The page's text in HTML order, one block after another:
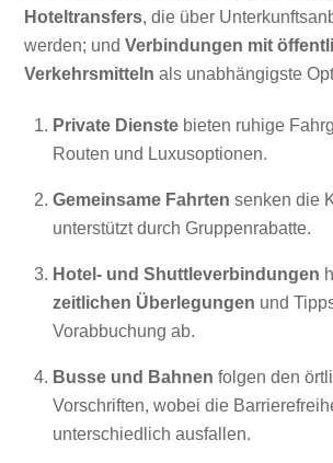
Hoteltransfers, die über
werden; undVerbindungen mit
Verkehrsmitteln als unabhängigste
Private Dienste bieten ruhige
Routen und Luxusoptionen.
Gemeinsame Fahrten senken die
unterstützt durch Gruppenrabatte.
Hotel- und Shuttleverbindungen
zeitlichen Überlegungen und
Vorabbuchung ab.
Busse und Bahnen folgen den
Vorschriften, wobei die
unterschiedlich ausfallen.